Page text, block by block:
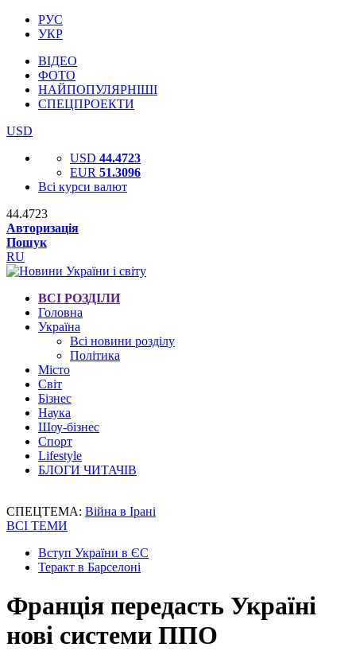
РУС
УКР
ВІДЕО
ФОТО
НАЙПОПУЛЯРНІШІ
СПЕЦПРОЕКТИ
USD
USD 44.4723
EUR 51.3096
Всі курси валют
44.4723
Авторизація
Пошук
RU
ВСІ РОЗДІЛИ
Головна
Україна
Всі новини розділу
Політика
Місто
Світ
Бізнес
Наука
Шоу-бізнес
Спорт
Lifestyle
БЛОГИ ЧИТАЧІВ
СПЕЦТЕМА: Війна в Ірані
ВСІ ТЕМИ
Вступ України в ЄС
Теракт в Барселоні
Франція передасть Україні
нові системи ППО